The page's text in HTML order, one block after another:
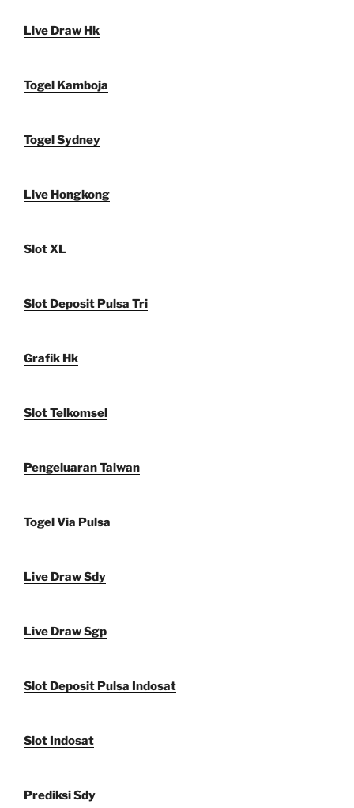
Live Draw Hk
Togel Kamboja
Togel Sydney
Live Hongkong
Slot XL
Slot Deposit Pulsa Tri
Grafik Hk
Slot Telkomsel
Pengeluaran Taiwan
Togel Via Pulsa
Live Draw Sdy
Live Draw Sgp
Slot Deposit Pulsa Indosat
Slot Indosat
Prediksi Sdy